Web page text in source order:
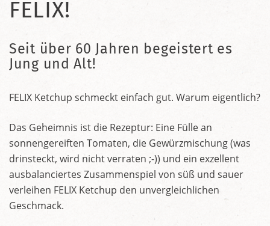
FELIX!
Seit über 60 Jahren begeistert es
Jung und Alt!
FELIX Ketchup schmeckt einfach gut. Warum eigentlich?
Das Geheimnis ist die Rezeptur: Eine Fülle an
sonnengereiften Tomaten, die Gewürzmischung (was
drinsteckt, wird nicht verraten ;-)) und ein exzellent
ausbalanciertes Zusammenspiel von süß und sauer
verleihen FELIX Ketchup den unvergleichlichen
Geschmack.